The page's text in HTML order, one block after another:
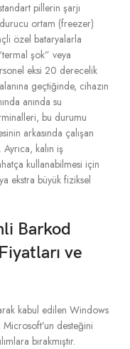
pillerin şarjı
ortam (freezer)
özel bataryalarla
şok” veya
eksi 20 derecelik
geçtiğinde, cihazın
anında su
bu durumu
arkasında çalışan
Ayrıca, kalın iş
kullanabilmesi için
ekstra büyük fiziksel
Barkod
ve
kabul edilen Windows
Microsoft’un desteğini
bırakmıştır.